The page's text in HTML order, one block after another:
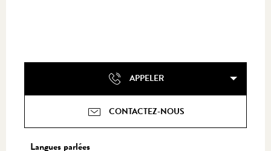
APPELER
CONTACTEZ-NOUS
Langues parlées
Langues parlées